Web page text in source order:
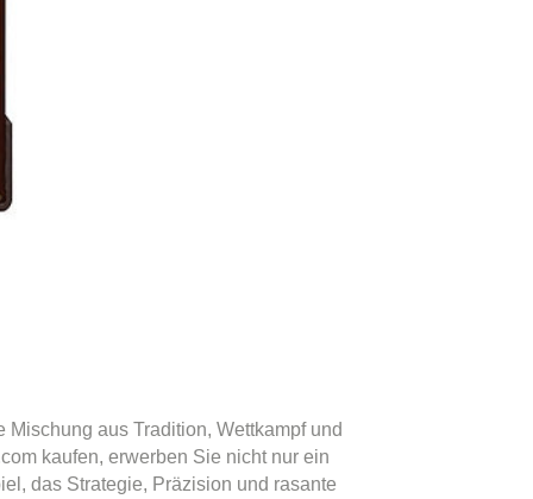
aus Tradition, Wettkampf und
kaufen, erwerben Sie nicht nur ein
das Strategie, Präzision und rasante